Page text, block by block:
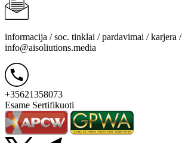
informacija / soc. tinklai / pardavimai / karjera /
info@aisoliutions.media
+35621358073
Esame Sertifikuoti